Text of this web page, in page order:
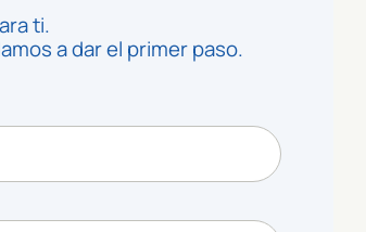
ti.
a dar el primer paso.